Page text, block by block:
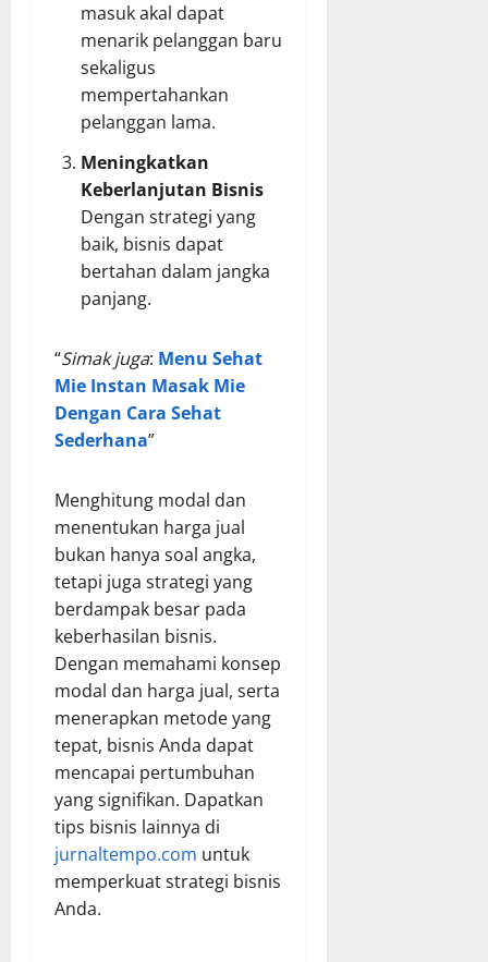
masuk akal dapat
menarik pelanggan baru
sekaligus
mempertahankan
pelanggan lama.
Meningkatkan
Keberlanjutan Bisnis
Dengan strategi yang
baik, bisnis dapat
bertahan dalam jangka
panjang.
“Simak juga: Menu Sehat
Mie Instan Masak Mie
Dengan Cara Sehat
Sederhana”
Menghitung modal dan
menentukan harga jual
bukan hanya soal angka,
tetapi juga strategi yang
berdampak besar pada
keberhasilan bisnis.
Dengan memahami konsep
modal dan harga jual, serta
menerapkan metode yang
tepat, bisnis Anda dapat
mencapai pertumbuhan
yang signifikan. Dapatkan
tips bisnis lainnya di
jurnaltempo.com untuk
memperkuat strategi bisnis
Anda.